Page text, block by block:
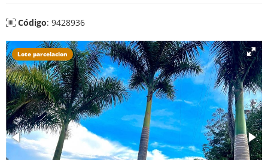
Código: 9428936
Lote parcelacion